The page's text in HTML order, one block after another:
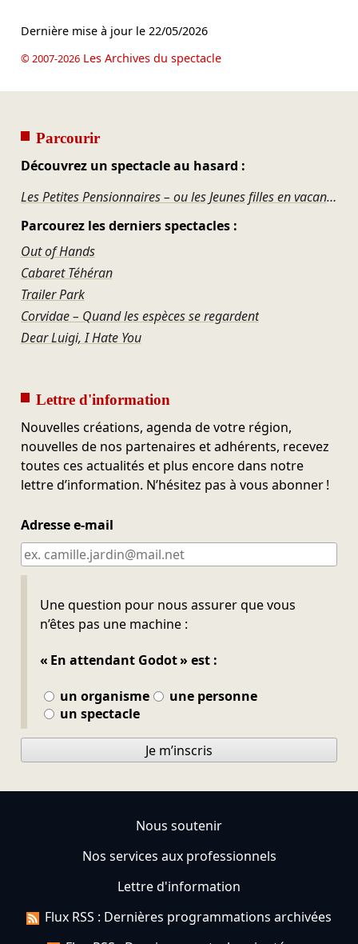
Dernière mise à jour le 22/05/2026
© 2007-2026Les Archives du spectacle
Parcourir
Découvrez un spectacle au hasard :
Les Petites Pensionnaires – ou les Jeunes filles en vacances
Parcourez les derniers spectacles :
Out of Hands
Cabaret Téhéran
Trailer Park
Corvidae – Quand les espèces se regardent
Dear Luigi, I Hate You
Lettre d'information
Nouvelles créations, agenda de votre région,
nouvelles de nos partenaires et adhérents, recevez
toutes ces actualités et plus encore dans notre
lettre d’information. N’hésitez pas à vous abonner !
Adresse e-mail
Une question pour nous assurer que vous
n’êtes pas une machine :
« En attendant Godot » est :
un organisme
une personne
un spectacle
Ne pas remplir
Je m’inscris
Nous soutenir
Nos services aux professionnels
Lettre d'information
Flux RSS : Dernières programmations archivées